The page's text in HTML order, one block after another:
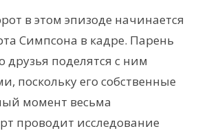
в этом эпизоде начинается
Симпсона в кадре. Парень
друзья поделятся с ним
поскольку его собственные
момент весьма
проводит исследование